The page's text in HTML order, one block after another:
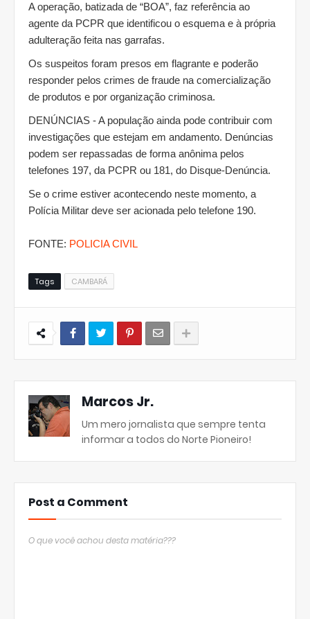
A operação, batizada de “BOA”, faz referência ao
agente da PCPR que identificou o esquema e à própria
adulteração feita nas garrafas.
Os suspeitos foram presos em flagrante e poderão
responder pelos crimes de fraude na comercialização
de produtos e por organização criminosa.
DENÚNCIAS - A população ainda pode contribuir com
investigações que estejam em andamento. Denúncias
podem ser repassadas de forma anônima pelos
telefones 197, da PCPR ou 181, do Disque-Denúncia.
Se o crime estiver acontecendo neste momento, a
Polícia Militar deve ser acionada pelo telefone 190.
FONTE: POLICIA CIVIL
Tags CAMBARÁ
Marcos Jr.
Um mero jornalista que sempre tenta
informar a todos do Norte Pioneiro!
Post a Comment
O que você achou desta matéria???